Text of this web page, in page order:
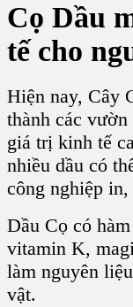
Cọ Dầu
tế cho
Hiện nay, Cây
thành các
giá trị kinh tế
nhiều dầu có
công nghiệp
Dầu Cọ có
vitamin K,
làm nguyên
vật.